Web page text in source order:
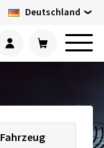
Deutschland
Fahrzeug